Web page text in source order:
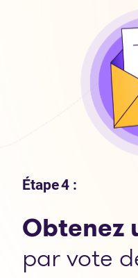
Étape 4 :
Obtenez
par vote